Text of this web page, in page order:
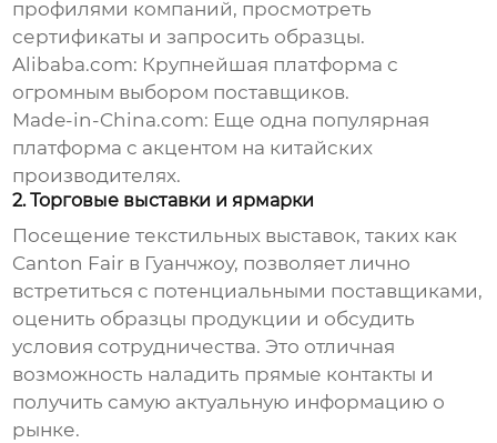
профилями компаний, просмотреть
сертификаты и запросить образцы.
Alibaba.com: Крупнейшая платформа с
огромным выбором поставщиков.
Made-in-China.com: Еще одна популярная
платформа с акцентом на китайских
производителях.
2. Торговые выставки и ярмарки
Посещение текстильных выставок, таких как
Canton Fair в Гуанчжоу, позволяет лично
встретиться с потенциальными поставщиками,
оценить образцы продукции и обсудить
условия сотрудничества. Это отличная
возможность наладить прямые контакты и
получить самую актуальную информацию о
рынке.